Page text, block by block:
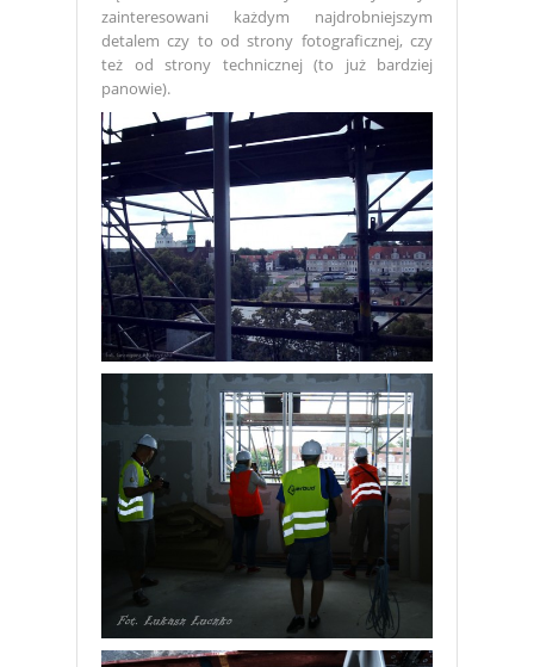
zainteresowani każdym najdrobniejszym
detalem czy to od strony fotograficznej, czy
też od strony technicznej (to już bardziej
panowie).